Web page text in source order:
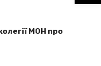
МОН про